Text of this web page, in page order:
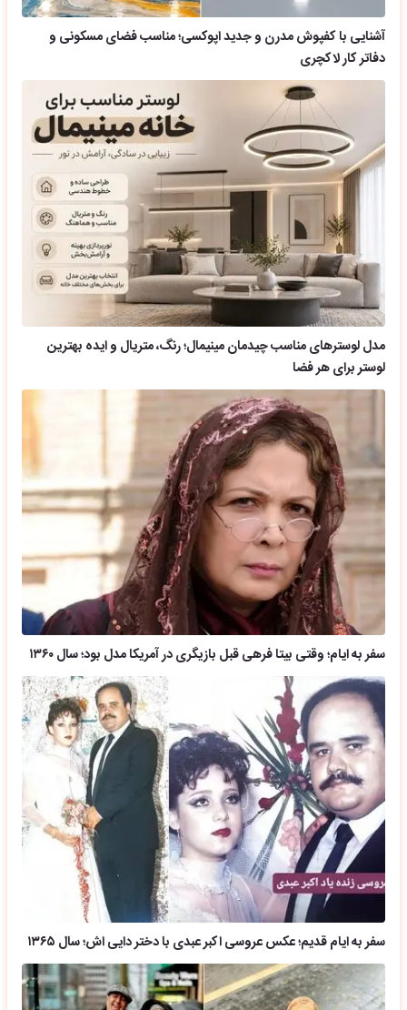
آشنایی با کفپوش مدرن و جدید اپوکسی؛ مناسب فضای مسکونی و
دفاتر کار لاکچری
مدل لوسترهای مناسب چیدمان مینیمال؛ رنگ، متریال و ایده بهترین
لوستر برای هر فضا
سفر به ایام؛ وقتی بیتا فرهی قبل بازیگری در آمریکا مدل بود؛ سال ۱۳۶۰
سفر به ایام قدیم؛ عکس عروسی اکبر عبدی با دختر دایی اش؛ سال ۱۳۶۵